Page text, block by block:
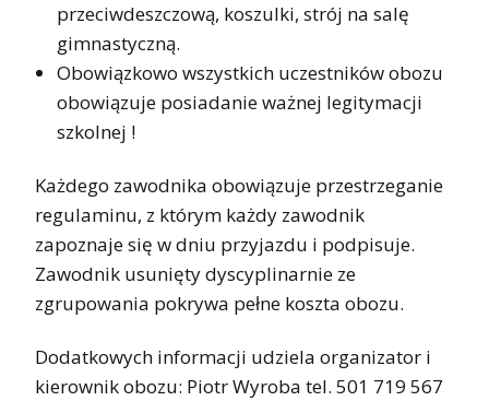
przeciwdeszczową, koszulki, strój na salę
gimnastyczną.
Obowiązkowo wszystkich uczestników obozu
obowiązuje posiadanie ważnej legitymacji
szkolnej !
Każdego zawodnika obowiązuje przestrzeganie
regulaminu, z którym każdy zawodnik
zapoznaje się w dniu przyjazdu i podpisuje.
Zawodnik usunięty dyscyplinarnie ze
zgrupowania pokrywa pełne koszta obozu.
Dodatkowych informacji udziela organizator i
kierownik obozu: Piotr Wyroba tel. 501 719 567